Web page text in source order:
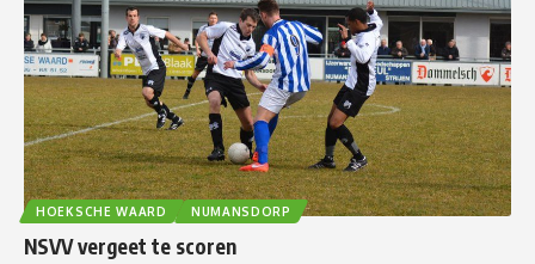
HOEKSCHE WAARD NUMANSDORP
NSVV vergeet te scoren